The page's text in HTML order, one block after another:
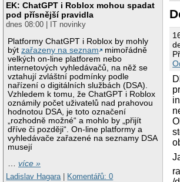
EK: ChatGPT i Roblox mohou spadat
pod přísnější pravidla
dnes 08:00 | IT novinky
Platformy ChatGPT i Roblox by mohly
býtzařazeny na seznam
mimořádně
velkých on-line platforem nebo
internetových vyhledávačů, na něž se
vztahují zvláštní podmínky podle
nařízení o digitálních službách (DSA).
Vzhledem k tomu, že ChatGPT i Roblox
oznámily počet uživatelů nad prahovou
hodnotou DSA, je toto označení
„rozhodně možné“ a mohlo by „přijít
dříve či později“. On-line platformy a
vyhledávače zařazené na seznamy DSA
musejí
…více »
Ladislav Hagara
Komentářů: 0